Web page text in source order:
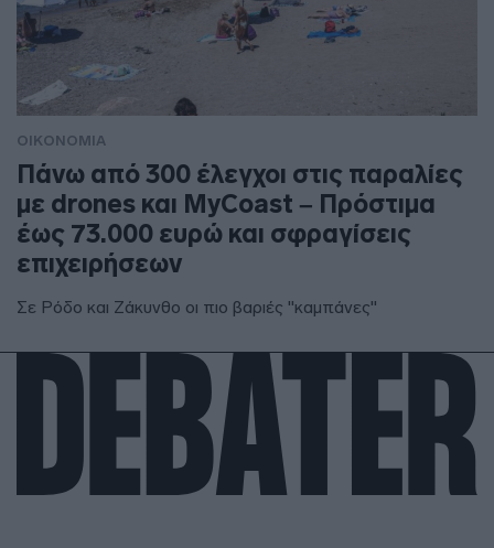
ΟΙΚΟΝΟΜΙΑ
Πάνω από 300 έλεγχοι στις παραλίες
με drones και MyCoast – Πρόστιμα
έως 73.000 ευρώ και σφραγίσεις
επιχειρήσεων
Σε Ρόδο και Ζάκυνθο οι πιο βαριές "καμπάνες"